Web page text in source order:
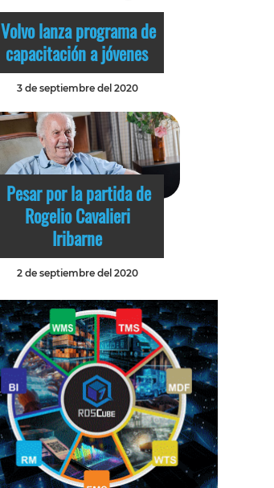
Volvo lanza programa de
capacitación a jóvenes
3 de septiembre del 2020
Pesar por la partida de
Rogelio Cavalieri
Iribarne
2 de septiembre del 2020